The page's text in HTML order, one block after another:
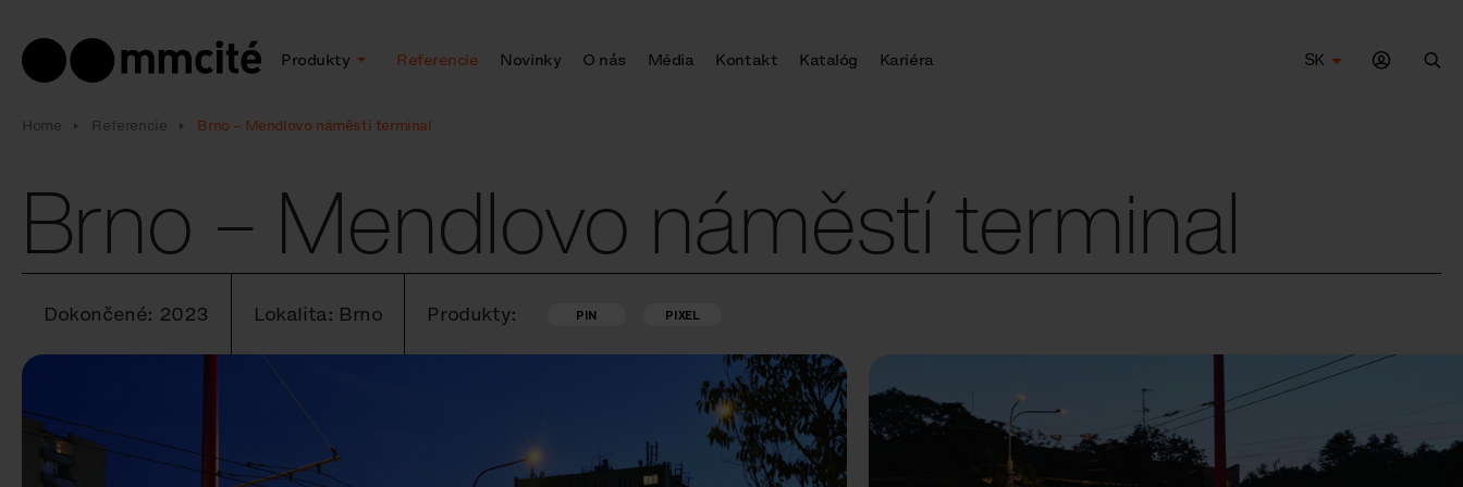
Produkty Referencie Novinky O nás Média Kontakt Katalóg Kariéra
SK
Home Referencie Brno – Mendlovo náměstí terminal
Brno – Mendlovo náměstí terminal
Dokončené: 2023 Lokalita: Brno Produkty: PIN PIXEL